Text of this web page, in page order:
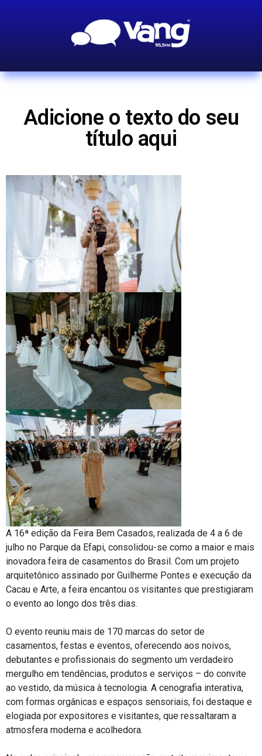
Adicione o texto do seu
título aqui
A 16ª edição da Feira Bem Casados, realizada de 4 a 6 de
julho no Parque da Efapi, consolidou-se como a maior e mais
inovadora feira de casamentos do Brasil. Com um projeto
arquitetônico assinado por Guilherme Pontes e execução da
Cacau e Arte, a feira encantou os visitantes que prestigiaram
o evento ao longo dos três dias.
O evento reuniu mais de 170 marcas do setor de
casamentos, festas e eventos, oferecendo aos noivos,
debutantes e profissionais do segmento um verdadeiro
mergulho em tendências, produtos e serviços – do convite
ao vestido, da música à tecnologia. A cenografia interativa,
com formas orgânicas e espaços sensoriais, foi destaque e
elogiada por expositores e visitantes, que ressaltaram a
atmosfera moderna e acolhedora.